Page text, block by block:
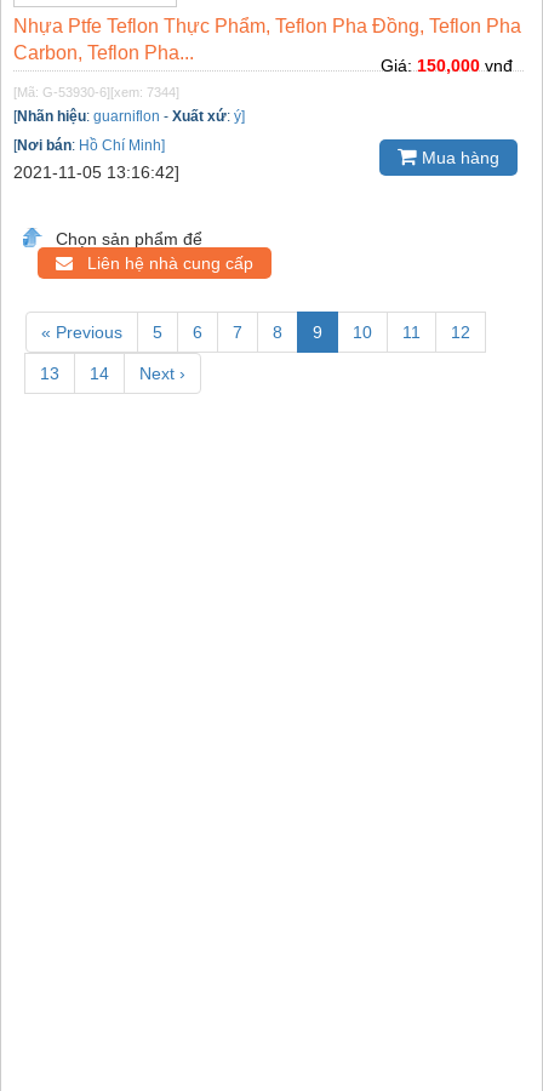
Nhựa Ptfe Teflon Thực Phẩm, Teflon Pha Đồng, Teflon Pha
Carbon, Teflon Pha...
[Mã: G-53930-6] [xem: 7344]
[Nhãn hiệu: guarniflon - Xuất xứ: ý]
[Nơi bán: Hồ Chí Minh]
2021-11-05 13:16:42]
Giá:150,000vnđ
Mua hàng
Chọn sản phẩm để
Liên hệ nhà cung cấp
« Previous 5 6 7 8 9 10 11 12
13 14 Next ›